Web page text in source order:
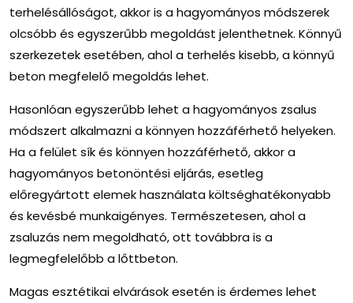
terhelésállóságot, akkor is a hagyományos módszerek
olcsóbb és egyszerűbb megoldást jelenthetnek. Könnyű
szerkezetek esetében, ahol a terhelés kisebb, a könnyű
beton megfelelő megoldás lehet.
Hasonlóan egyszerűbb lehet a hagyományos zsalus
módszert alkalmazni a könnyen hozzáférhető helyeken.
Ha a felület sík és könnyen hozzáférhető, akkor a
hagyományos betonöntési eljárás, esetleg
előregyártott elemek használata költséghatékonyabb
és kevésbé munkaigényes. Természetesen, ahol a
zsaluzás nem megoldható, ott továbbra is a
legmegfelelőbb a lőttbeton.
Magas esztétikai elvárások esetén is érdemes lehet